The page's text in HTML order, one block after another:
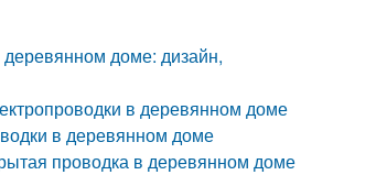
доме: дизайн,
в деревянном доме
в деревянном доме
проводка в деревянном доме